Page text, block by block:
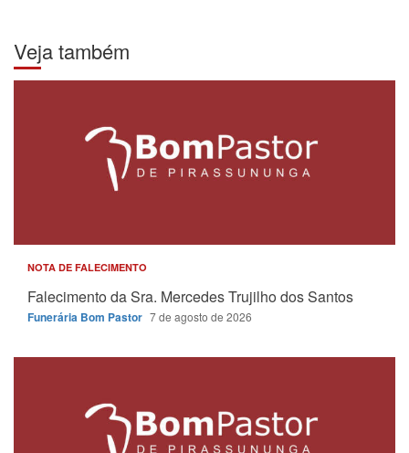
Veja também
NOTA DE FALECIMENTO
Falecimento da Sra. Mercedes Trujilho dos Santos
Funerária Bom Pastor 7 de agosto de 2026